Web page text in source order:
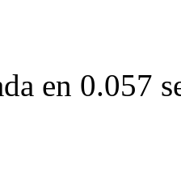
en 0.057